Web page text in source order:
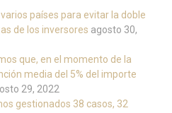
países para evitar la doble
de los inversores agosto 30,
que, en el momento de la
media del 5% del importe
29, 2022
gestionados 38 casos, 32